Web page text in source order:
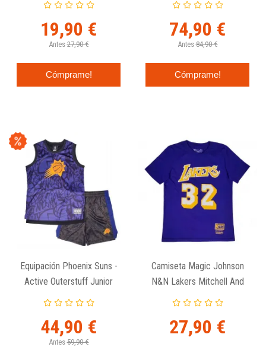
19,90 €
Antes 27,90 €
Cómprame!
74,90 €
Antes 84,90 €
Cómprame!
Equipación Phoenix Suns -
Active Outerstuff Junior
44,90 €
Antes 59,90 €
Camiseta Magic Johnson
N&N Lakers Mitchell And
Ness Junior Morada
27,90 €